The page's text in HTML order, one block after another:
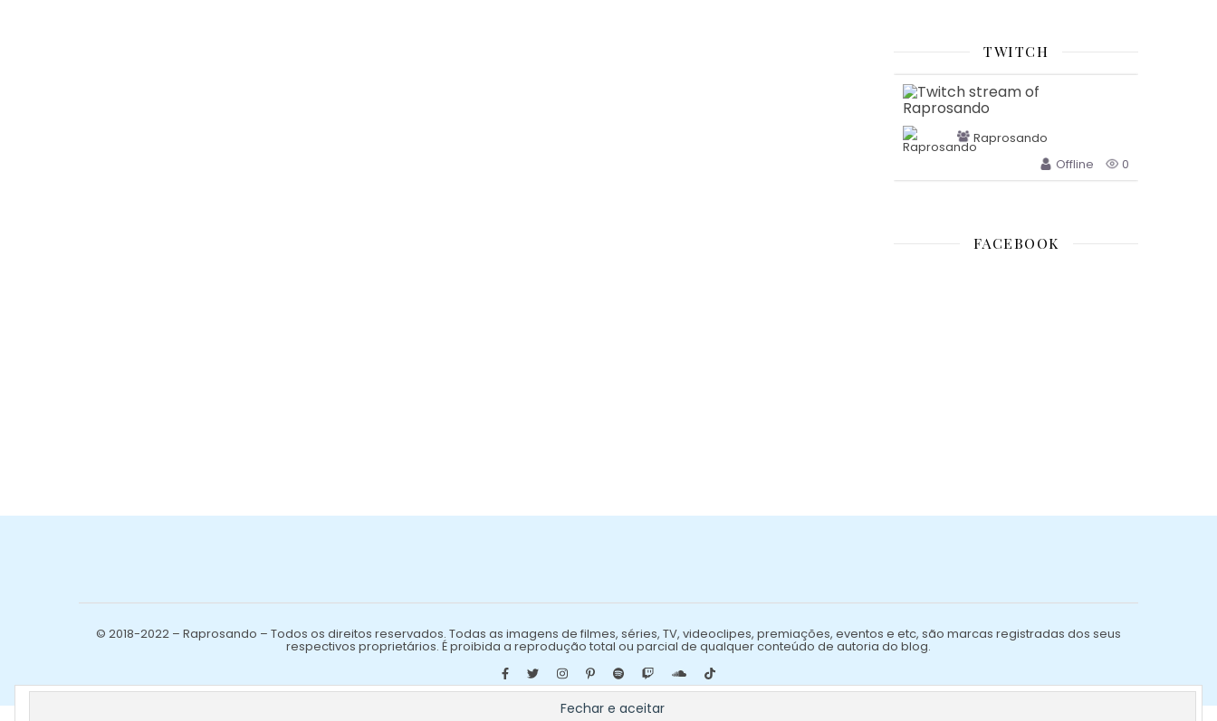
TWITCH
Raprosando
Offline
0
FACEBOOK
© 2018-2022 – Raprosando – Todos os direitos reservados. Todas as imagens de filmes, séries, TV, videoclipes, premiações, eventos e etc, são marcas registradas dos seus
respectivos proprietários. É proibida a reprodução total ou parcial de qualquer conteúdo de autoria do blog.